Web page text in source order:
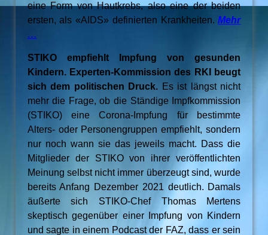
eine Form von Hautkrebs, also eine der beiden
ersten, als «AIDS» definierten Krankheiten. Mehr
…
STIKO empfiehlt Impfung von gesunden
Kindern. Experten-Kommission des RKI beugt
sich dem politischen Druck. Es ist längst nicht
mehr die Frage, ob die Ständige Impfkommission
(STIKO) eine Corona-Impfung für bestimmte
Alters- oder Personengruppen empfiehlt, sondern
nur noch wann sie das jeweils macht. Dass die
Mitglieder der STIKO von ihrer veröffentlichten
Meinung selbst nicht immer überzeugt sind, wurde
bereits Anfang Dezember 2021 deutlich. Damals
äußerte sich STIKO-Chef Thomas Mertens
skeptisch gegenüber einer Impfung von Kindern
und sagte in einem Podcast der FAZ, dass er sein